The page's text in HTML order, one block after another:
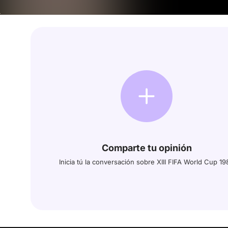
Comparte tu opinión
Inicia tú la conversación sobre XIII FIFA World Cup